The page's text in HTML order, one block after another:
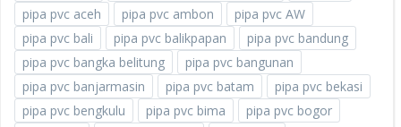
pipa pvc aceh
pipa pvc ambon
pipa pvc AW
pipa pvc bali
pipa pvc balikpapan
pipa pvc bandung
pipa pvc bangka belitung
pipa pvc bangunan
pipa pvc banjarmasin
pipa pvc batam
pipa pvc bekasi
pipa pvc bengkulu
pipa pvc bima
pipa pvc bogor